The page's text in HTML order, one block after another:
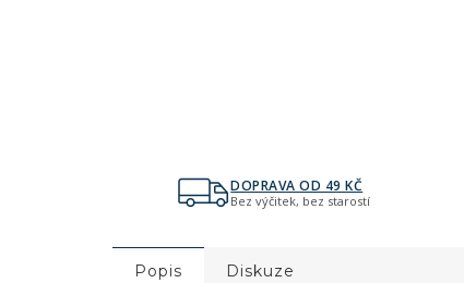
DOPRAVA OD 49 KČ
Bez výčitek, bez starostí
Popis Diskuze